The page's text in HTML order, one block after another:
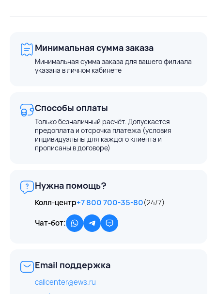
Минимальная сумма заказа
Минимальная сумма заказа для вашего филиала
указана в личном кабинете
Способы оплаты
Только безналичный расчёт. Допускается
предоплата и отсрочка платежа (условия
индивидуальны для каждого клиента и
прописаны в договоре)
Нужна помощь?
Колл-центр+7 800 700-35-80(24/7)
Чат-бот:
Email поддержка
callcenter@ews.ru